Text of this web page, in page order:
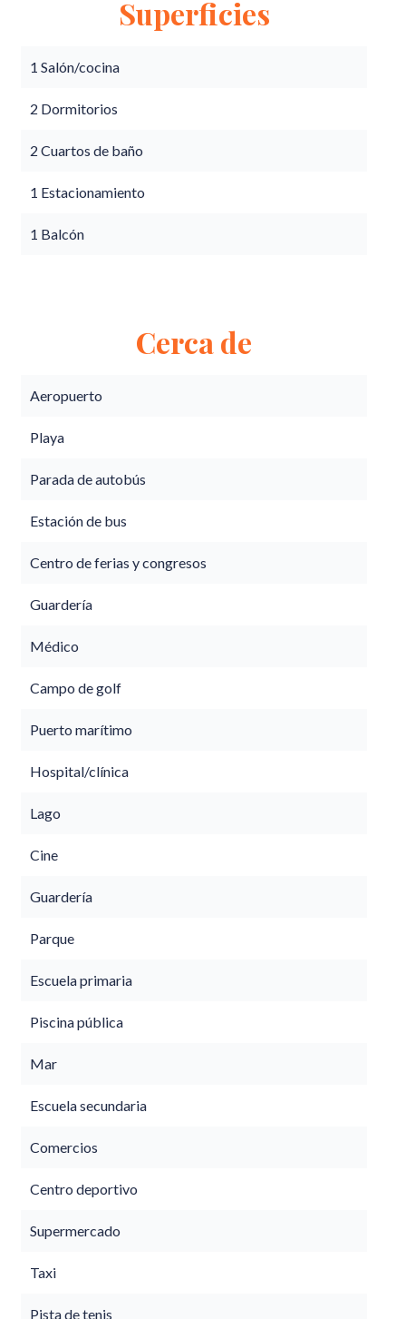
Superficies
1 Salón/cocina
2 Dormitorios
2 Cuartos de baño
1 Estacionamiento
1 Balcón
Cerca de
Aeropuerto
Playa
Parada de autobús
Estación de bus
Centro de ferias y congresos
Guardería
Médico
Campo de golf
Puerto marítimo
Hospital/clínica
Lago
Cine
Guardería
Parque
Escuela primaria
Piscina pública
Mar
Escuela secundaria
Comercios
Centro deportivo
Supermercado
Taxi
Pista de tenis